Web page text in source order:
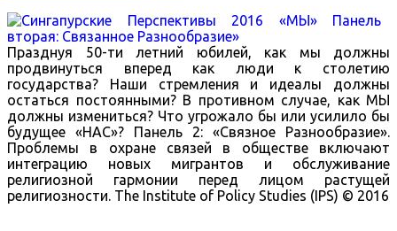
Празднуя 50-ти летний юбилей, как мы должны
продвинуться вперед как люди к столетию
государства? Наши стремления и идеалы должны
остаться постоянными? В противном случае, как МЫ
должны измениться? Что угрожало бы или усилило бы
будущее «НАС»? Панель 2: «Связное Разнообразие».
Проблемы в охране связей в обществе включают
интеграцию новых мигрантов и обслуживание
религиозной гармонии перед лицом растущей
религиозности. The Institute of Policy Studies (IPS) © 2016